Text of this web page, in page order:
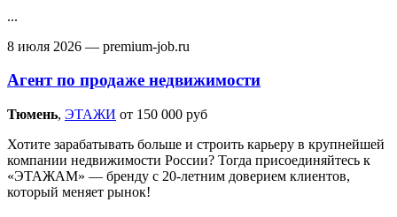
...
8 июля 2026 — premium-job.ru
Агент по продаже недвижимости
Тюмень‎, ЭТАЖИ от 150 000 руб
Хотите зарабатывать больше и строить карьеру в крупнейшей
компании недвижимости России? Тогда присоединяйтесь к
«ЭТАЖАМ» — бренду с 20-летним доверием клиентов,
который меняет рынок!